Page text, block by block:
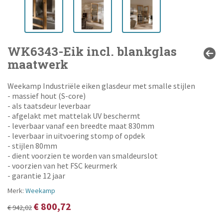
WK6343-Eik incl. blankglas
maatwerk
Weekamp Industriële eiken glasdeur met smalle stijlen
- massief hout (S-core)
- als taatsdeur leverbaar
- afgelakt met mattelak UV beschermt
- leverbaar vanaf een breedte maat 830mm
- leverbaar in uitvoering stomp of opdek
- stijlen 80mm
- dient voorzien te worden van smaldeurslot
- voorzien van het FSC keurmerk
- garantie 12 jaar
Merk: Weekamp
€ 942,02 € 800,72